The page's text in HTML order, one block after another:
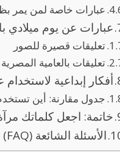
عبارات خاصة لمن يمر
عبارات عن يوم ميلادي
تعليقات قصيرة للصور
تعليقات بالعامية
أفكار إبداعية
جدول مقارنة: أين
خاتمة: اجعل كلماتك
الأسئلة الشائعة (FAQ)